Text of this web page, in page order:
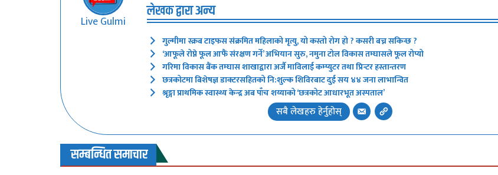
Live Gulmi
लेखक द्वारा अन्य
गुल्मीमा स्क्रब टाइफस संक्रमित महिलाको मृत्यु, यो कस्तो रोग हो ? कसरी बच्न सकिन्छ ?
‘आफूले रोप्ने फूल आफैं संरक्षण गर्ने’ अभियान सुरु, नमुना टोल विकास तम्घासले फूल रोप्यो
गरिमा विकास बैंक तम्घास शाखाद्वारा अर्जै माविलाई कम्प्युटर तथा प्रिन्टर हस्तान्तरण
छत्रकोटमा बिशेषज्ञ डाक्टरसहितको नि:शुल्क शिविरबाट दुई सय ४४ जना लाभान्वित
श्रृङ्गा प्राथमिक स्वास्थ्य केन्द्र अब पाँच शय्याको ‘छत्रकोट आधारभूत अस्पताल’
सबै लेखहरु हेर्नुहोस्
सम्बन्धित समाचार